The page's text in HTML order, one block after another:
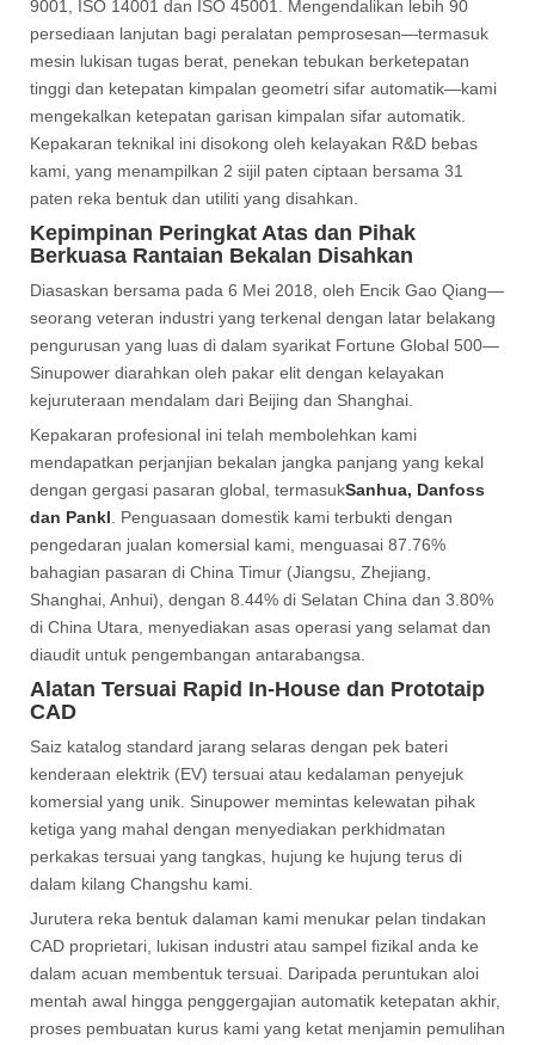
9001, ISO 14001 dan ISO 45001. Mengendalikan lebih 90
persediaan lanjutan bagi peralatan pemprosesan—termasuk
mesin lukisan tugas berat, penekan tebukan berketepatan
tinggi dan ketepatan kimpalan geometri sifar automatik—kami
mengekalkan ketepatan garisan kimpalan sifar automatik.
Kepakaran teknikal ini disokong oleh kelayakan R&D bebas
kami, yang menampilkan 2 sijil paten ciptaan bersama 31
paten reka bentuk dan utiliti yang disahkan.
Kepimpinan Peringkat Atas dan Pihak
Berkuasa Rantaian Bekalan Disahkan
Diasaskan bersama pada 6 Mei 2018, oleh Encik Gao Qiang—
seorang veteran industri yang terkenal dengan latar belakang
pengurusan yang luas di dalam syarikat Fortune Global 500—
Sinupower diarahkan oleh pakar elit dengan kelayakan
kejuruteraan mendalam dari Beijing dan Shanghai.
Kepakaran profesional ini telah membolehkan kami
mendapatkan perjanjian bekalan jangka panjang yang kekal
dengan gergasi pasaran global, termasukSanhua, Danfoss
dan Pankl . Penguasaan domestik kami terbukti dengan
pengedaran jualan komersial kami, menguasai 87.76%
bahagian pasaran di China Timur (Jiangsu, Zhejiang,
Shanghai, Anhui), dengan 8.44% di Selatan China dan 3.80%
di China Utara, menyediakan asas operasi yang selamat dan
diaudit untuk pengembangan antarabangsa.
Alatan Tersuai Rapid In-House dan Prototaip
CAD
Saiz katalog standard jarang selaras dengan pek bateri
kenderaan elektrik (EV) tersuai atau kedalaman penyejuk
komersial yang unik. Sinupower memintas kelewatan pihak
ketiga yang mahal dengan menyediakan perkhidmatan
perkakas tersuai yang tangkas, hujung ke hujung terus di
dalam kilang Changshu kami.
Jurutera reka bentuk dalaman kami menukar pelan tindakan
CAD proprietari, lukisan industri atau sampel fizikal anda ke
dalam acuan membentuk tersuai. Daripada peruntukan aloi
mentah awal hingga penggergajian automatik ketepatan akhir,
proses pembuatan kurus kami yang ketat menjamin pemulihan